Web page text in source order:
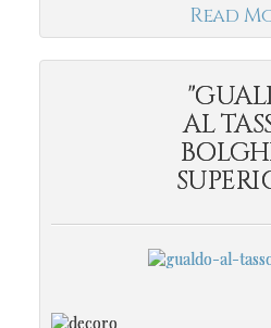
Read
AL